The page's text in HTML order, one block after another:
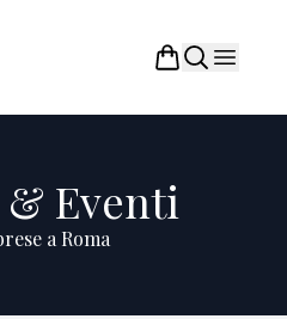
Eventi
a Roma